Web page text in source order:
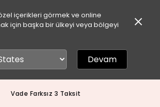
içerikleri görmek ve online
için başka bir ülkeyi veya bölgeyi
Devam
Vade Farksız 3 Taksit